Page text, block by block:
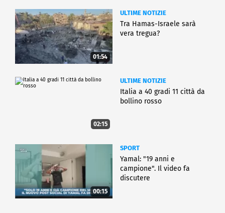
01:54
ULTIME NOTIZIE
Tra Hamas-Israele sarà
vera tregua?
02:15
ULTIME NOTIZIE
Italia a 40 gradi 11 città da
bollino rosso
00:15
SPORT
Yamal: "19 anni e
campione". Il video fa
discutere